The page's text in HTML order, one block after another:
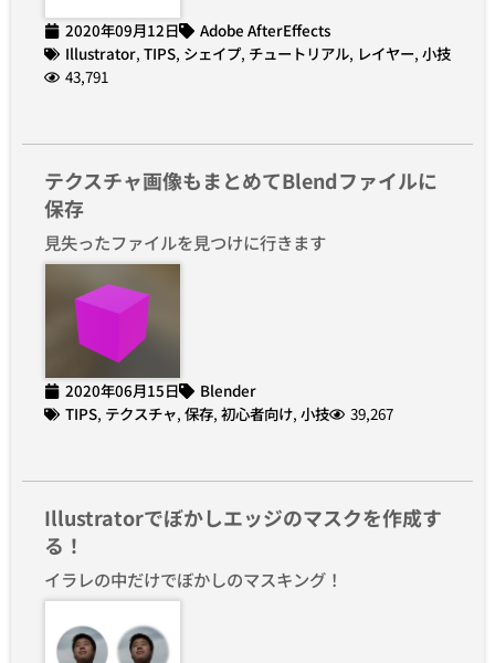
2020年09月12日
Adobe AfterEffects
Illustrator, TIPS, シェイプ, チュートリアル, レイヤー, 小技
43,791
テクスチャ画像もまとめてBlendファイルに
保存
見失ったファイルを見つけに行きます
2020年06月15日
Blender
TIPS, テクスチャ, 保存, 初心者向け, 小技 39,267
Illustratorでぼかしエッジのマスクを作成す
る！
イラレの中だけでぼかしのマスキング！